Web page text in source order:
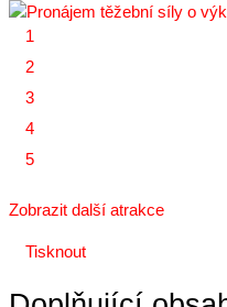
1
2
3
4
5
Zobrazit další atrakce
Tisknout